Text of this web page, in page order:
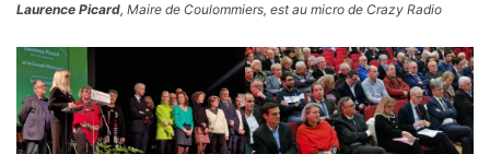
Laurence Picard, Maire de Coulommiers, est au micro de Crazy Radio